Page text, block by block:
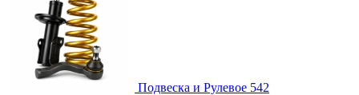
Подвеска и Рулевое 542